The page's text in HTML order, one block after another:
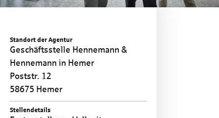
Standort der Agentur
Geschäftsstelle Hennemann &
Hennemann in Hemer
Poststr. 12
58675 Hemer
Stellendetails